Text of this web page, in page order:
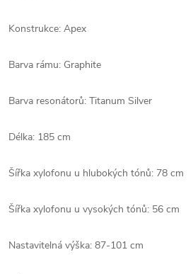
Konstrukce: Apex
Barva rámu: Graphite
Barva resonátorů: Titanum Silver
Délka: 185 cm
Šířka xylofonu u hlubokých tónů: 78 cm
Šířka xylofonu u vysokých tónů: 56 cm
Nastavitelná výška: 87-101 cm